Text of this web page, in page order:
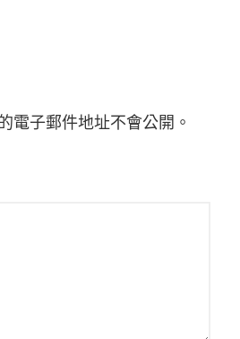
電子郵件地址不會公開。